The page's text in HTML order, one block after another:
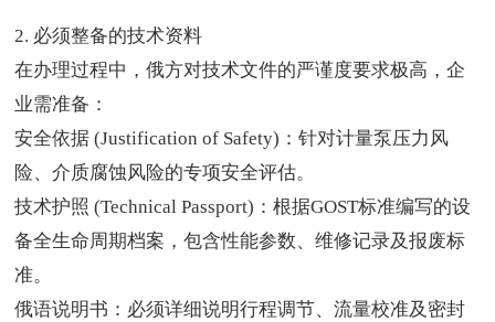
2. 必须整备的技术资料
在办理过程中，俄方对技术文件的严谨度要求极高，企
业需准备：
安全依据 (Justification of Safety)：针对计量泵压力风
险、介质腐蚀风险的专项安全评估。
技术护照 (Technical Passport)：根据GOST标准编写的设
备全生命周期档案，包含性能参数、维修记录及报废标
准。
俄语说明书：必须详细说明行程调节、流量校准及密封